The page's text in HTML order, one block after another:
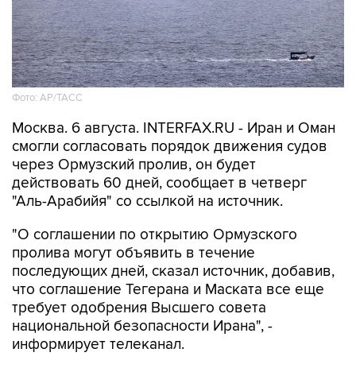
Фото: AP/ТАСС
Москва. 6 августа. INTERFAX.RU - Иран и Оман
смогли согласовать порядок движения судов
через Ормузский пролив, он будет
действовать 60 дней, сообщает в четверг
"Аль-Арабийя" со ссылкой на источник.
"О соглашении по открытию Ормузского
пролива могут объявить в течение
последующих дней, сказал источник, добавив,
что соглашение Тегерана и Маската все еще
требует одобрения Высшего совета
национальной безопасности Ирана", -
информирует телеканал.